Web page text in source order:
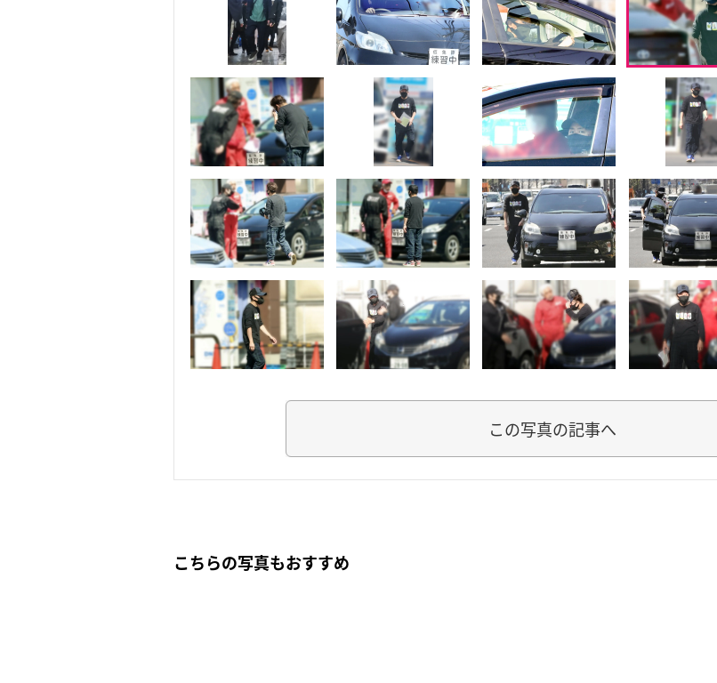
この写真の記事へ
こちらの写真もおすすめ